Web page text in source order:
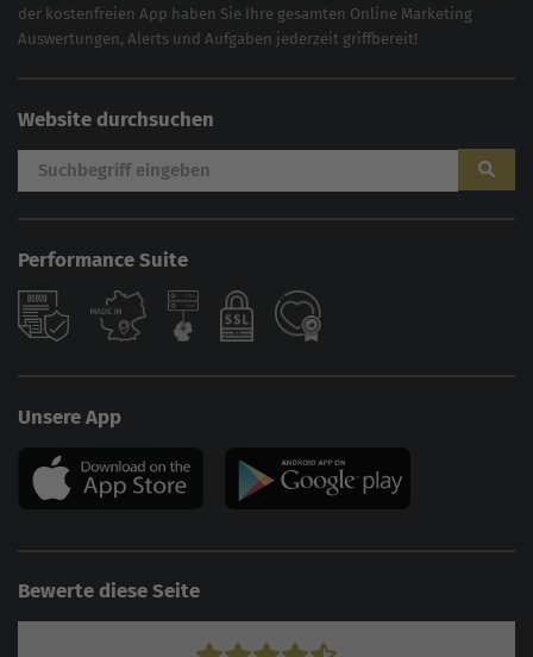
der kostenfreien App haben Sie Ihre gesamten Online Marketing
Auswertungen, Alerts und Aufgaben jederzeit griffbereit!
Website durchsuchen
Performance Suite
Unsere App
Bewerte diese Seite